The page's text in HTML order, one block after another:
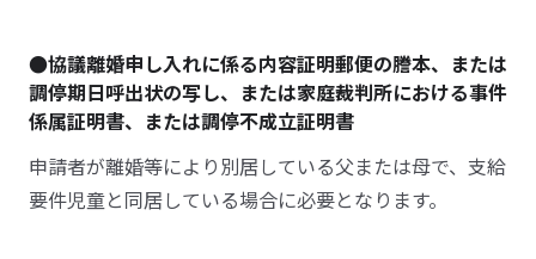
●協議離婚申し入れに係る内容証明郵便の謄本、または
調停期日呼出状の写し、または家庭裁判所における事件
係属証明書、または調停不成立証明書
申請者が離婚等により別居している父または母で、支給
要件児童と同居している場合に必要となります。